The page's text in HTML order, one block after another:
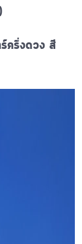
ครึ่งดวง สี